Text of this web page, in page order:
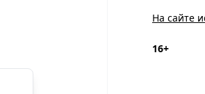
На сайте
16+